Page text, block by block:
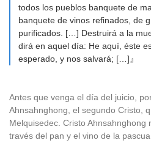
todos los pueblos banquete de
banquete de vinos refinados, de
purificados. […] Destruirá a la
dirá en aquel día: He aquí, éste
esperado, y nos salvará; […]』
Antes que venga el día del juicio,
Ahnsahnghong, el segundo Cristo,
Melquisedec. Cristo Ahnsahnghong
través del pan y el vino de la